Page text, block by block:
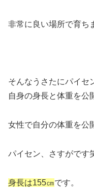
非常に良い場所で育ち
そんなうさたにパイセ
自身の身長と体重を公
女性で自分の体重を公
パイセン、さすがです
身長は155㎝です。